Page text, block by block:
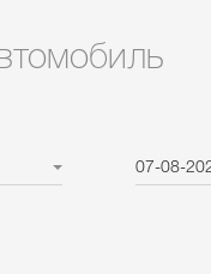
07-08-